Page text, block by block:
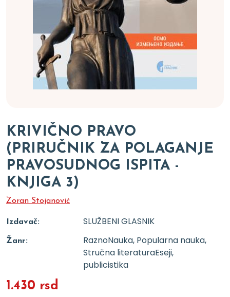
KRIVIČNO PRAVO
(PRIRUČNIK ZA POLAGANJE
PRAVOSUDNOG ISPITA -
KNJIGA 3)
Zoran Stojanović
Izdavač: SLUŽBENI GLASNIK
Žanr: RaznoNauka, Popularna nauka,
Stručna literaturaEseji,
publicistika
1.430 rsd